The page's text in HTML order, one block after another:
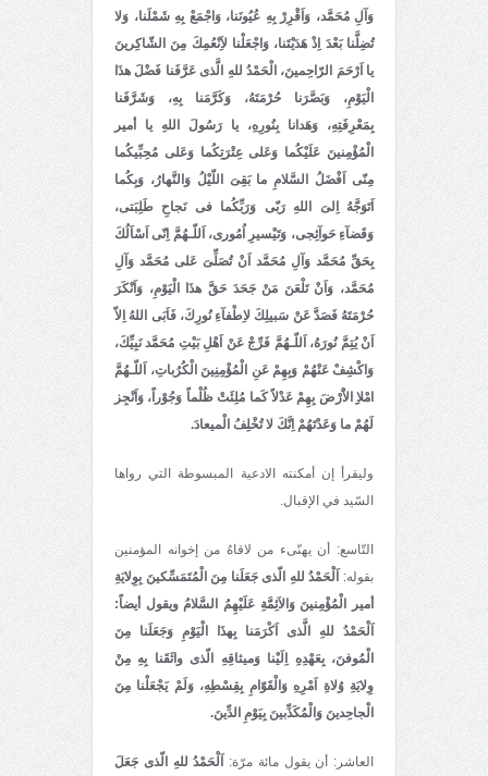
وَآلِ مُحَمَّد، وَاَقْرِرْ بِهِ عُيُونَنا، وَاجْمَعْ بِهِ شَمْلَنا، وَلا
تُضِلَّنا بَعْدَ اِذْ هَدَيْتَنا، وَاجْعَلْنا لاَِنْعُمِكَ مِنَ الشّاكِرينَ
يا اَرْحَمَ الرّاحِمينَ، الْحَمْدُ للهِ الَّذى عَرَّفَنا فَضْلَ هذَا
الْيَوْمِ، وَبَصَّرَنا حُرْمَتَهُ، وَكَرَّمَنا بِهِ، وَشَرَّفَنا
بِمَعْرِفَتِهِ، وَهَدانا بِنُورِهِ، يا رَسُولَ اللهِ يا أمير
الْمُؤْمِنينَ عَلَيْكُما وَعَلى عِتْرَتِكُما وَعَلى مُحِبِّيكُما
مِنّى اَفْضَلُ السَّلامِ ما بَقِىَ اللّيْلُ وَالنَّهارُ، وَبِكُما
اَتَوَجَّهُ اِلىَ اللهِ رَبّى وَرَبِّكُما فى نَجاحِ طَلِبَتى،
وَقَضآءِ حَوآئِجى، وَتَيْسيرِ اُمُورى، اَللّـهُمَّ اِنّى اَسْاَلُكَ
بِحَقِّ مُحَمَّد وَآلِ مُحَمَّد اَنْ تُصَلِّىَ عَلى مُحَمَّد وَآلِ
مُحَمَّد، وَاَنْ تَلْعَنَ مَنْ جَحَدَ حَقَّ هذَا الْيَوْمِ، وَاَنْكَرَ
حُرْمَتَهُ فَصَدَّ عَنْ سَبيلِكَ لاِطْفآءِ نُورِكَ، فَاَبَى اللهُ اِلاّ
اَنْ يُتِمَّ نُورَهُ، اَللّـهُمَّ فَرِّجْ عَنْ اَهْلِ بَيْتِ مُحَمَّد نَبِيِّكَ،
وَاكْشِفْ عَنْهُمْ وَبِهِمْ عَنِ الْمُؤْمِنِينَ الْكُرُباتِ، اَللّـهُمَّ
امْلاِِ الاَْرْضَ بِهِمْ عَدْلاً كَما مُلِئَتْ ظُلْماً وَجُوْراً، وَاَنْجِز
لَهُمْ ما وَعَدْتَهُمْ اِنَّكَ لا تُخْلِفُ الْميعادَ.
وليقرأ إن أمكنته الادعية المبسوطة التي رواها
السّيد في الإقبال.
التّاسع: أن يهنّىء من لاقاهُ من إخوانه المؤمنين
بقوله: اَلْحَمْدُ للهِ الّذى جَعَلَنا مِنَ الْمُتَمَسِّكينَ بِوِلايَةِ
أمير الْمُؤْمِنينَ وَالاَئِمَّةِ عَلَيْهِمُ السَّلامُ ويقول أيضاً:
اَلْحَمْدُ للهِ الَّذى اَكْرَمَنا بِهذَا الْيَوْمِ وَجَعَلَنا مِنَ
الْمُوفنَ، بِعَهْدِهِ اِلَيْنا وَميثاقِهِ الّذى واثَقَنا بِهِ مِنْ
وِلايَةِ وُلاةِ اَمْرِهِ وَالْقَوّامِ بِقِسْطِهِ، وَلَمْ يَجْعَلْنا مِنَ
الْجاحِدينَ وَالْمُكَذِّبينَ بِيَوْمِ الدِّينَ.
العاشر: أن يقول مائة مرّة: اَلْحَمْدُ للهِ الّذى جَعَلَ